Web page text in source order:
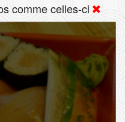
comme celles-ci